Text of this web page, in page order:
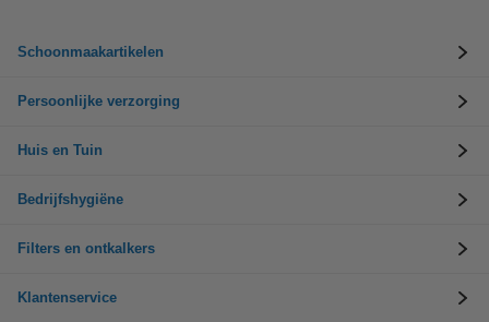
Schoonmaakartikelen
Persoonlijke verzorging
Huis en Tuin
Bedrijfshygiëne
Filters en ontkalkers
Klantenservice